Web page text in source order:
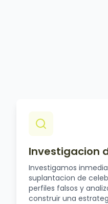
Investigacion
Investigamos
suplantacion de
perfiles falsos y
construir una